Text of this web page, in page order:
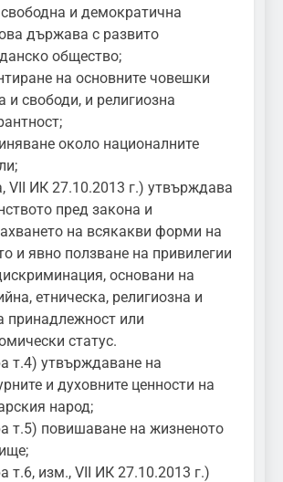
и демократична
държава с развито
общество;
на основните човешки
и свободи, и религиозна
около националните
VII ИК 27.10.2013 г.) утвърждава
пред закона и
на всякакви форми на
и явно ползване на привилегии
основани на
етническа, религиозна и
принадлежност или
статус.
т.4) утвърждаване на
и духовните ценности на
народ;
т.5) повишаване на жизненото
т.6, изм., VII ИК 27.10.2013 г.)